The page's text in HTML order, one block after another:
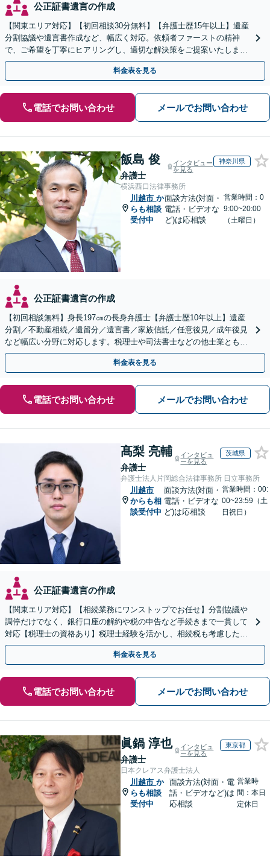
公正証書遺言の作成
【関東エリア対応】【初回相談30分無料】【弁護士歴15年以上】遺産
分割協議や遺言書作成など、幅広く対応。依頼者ファーストの精神
で、ご希望を丁寧にヒアリングし、適切な解決策をご提案いたしま
す。まずは無料相談でお悩みをお聞かせください。
料金表を見る
電話でお問い合わせ メールでお問い合わせ
飯島 俊
弁護士
インタビュー
を見る
神奈川県
横浜西口法律事務所
川越市 か
らも相談
受付中
面談方法(対面・
電話・ビデオな
ど)は応相談
営業時間：0
9:00~20:00
（土曜日）
公正証書遺言の作成
【初回相談無料】身長197㎝の長身弁護士【弁護士歴10年以上】遺産
分割／不動産相続／遺留分／遺言書／家族信託／任意後見／成年後見
など幅広い分野に対応します。税理士や司法書士などの他士業とも連
携【出張相談】【夜間・休日面談】【横浜駅7分】
料金表を見る
電話でお問い合わせ メールでお問い合わせ
髙梨 亮輔
弁護士
インタビュ
ーを見る
茨城県
弁護士法人片岡総合法律事務所 日立事務所
川越市
からも相
談受付中
面談方法(対面・
電話・ビデオな
ど)は応相談
営業時間：00:
00~23:59（土
日祝日）
公正証書遺言の作成
【関東エリア対応】【相続業務にワンストップでお任せ】分割協議や
調停だけでなく、銀行口座の解約や税の申告など手続きまで一貫して
対応【税理士の資格あり】税理士経験を活かし、相続税も考慮した相
続手続きもお任せください【初回相談無料】生前贈与も対応
料金表を見る
電話でお問い合わせ メールでお問い合わせ
眞鍋 淳也
弁護士
インタビュ
ーを見る
東京都
日本クレアス弁護士法人
川越市 か
らも相談
受付中
面談方法(対面・電
話・ビデオなど)は
応相談
営業時
間：本日
定休日